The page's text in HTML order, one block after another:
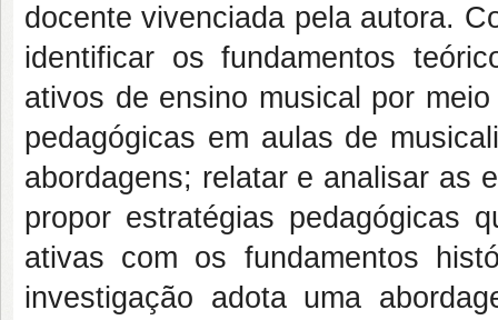
docente vivenciada pela autora.
identificar os fundamentos
ativos de ensino musical por
pedagógicas em aulas de
abordagens; relatar e analisar as
propor estratégias pedagógicas
ativas com os fundamentos
investigação adota uma